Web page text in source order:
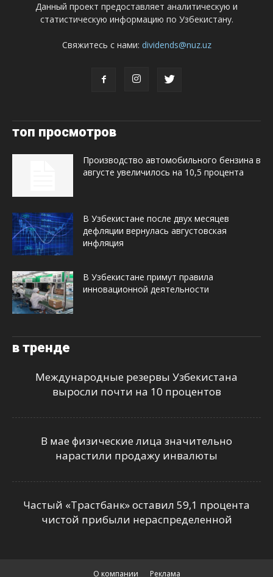
Данный проект предоставляет аналитическую и
статистическую информацию по Узбекистану.
Свяжитесь с нами: dividends@nuz.uz
топ просмотров
Производство автомобильного бензина в
августе увеличилось на 10,5 процента
В Узбекистане после двух месяцев
дефляции вернулась августовская
инфляция
В Узбекистане примут правила
инновационной деятельности
в тренде
Международные резервы Узбекистана
выросли почти на 10 процентов
В мае физические лица значительно
нарастили продажу инвалюты
Частый «Трастбанк» оставил 59,1 процента
чистой прибыли нераспределенной
О компании Реклама